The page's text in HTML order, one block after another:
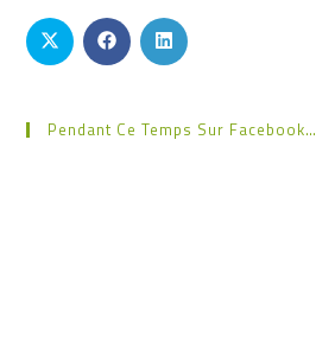
Pendant Ce Temps Sur Facebook…